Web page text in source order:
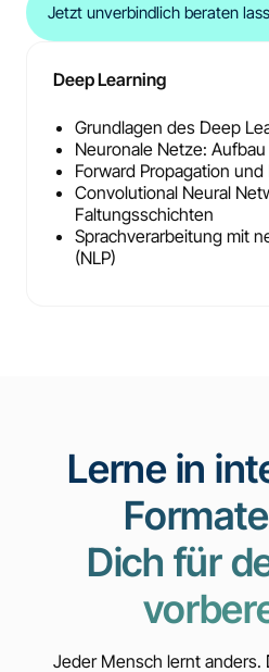
Jetzt unverbindlich beraten
Deep Learning
Grundlagen des Deep
Neuronale Netze:
Forward Propagation
Convolutional Neural
Faltungsschichten
Sprachverarbeitung mit
(NLP)
Lerne in
Dich für
Jeder Mensch lernt